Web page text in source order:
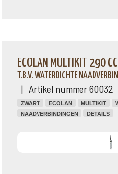
ECOLAN MULTIKIT 290 CC
T.B.V. WATERDICHTE
| Artikel nummer 60032
ZWART ECOLAN MULTIKIT
NAADVERBINDINGEN
DETAILS